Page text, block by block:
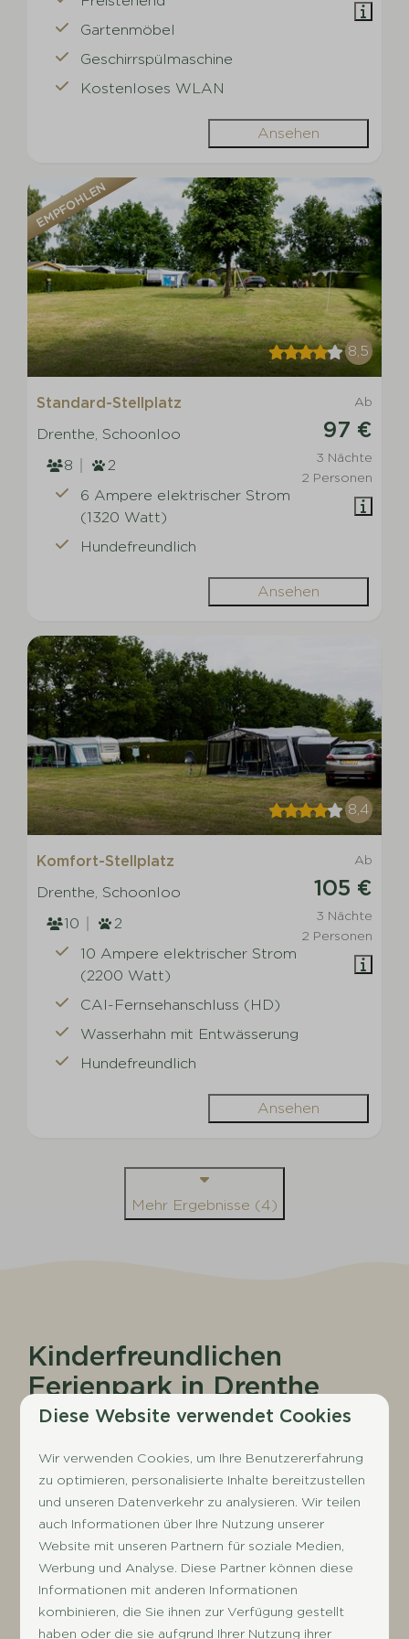
Gartenmöbel
Geschirrspülmaschine
Kostenloses WLAN
Ansehen
EMPFOHLEN
8,5
Ab
97 €
3 Nächte
2 Personen
Standard-Stellplatz
Drenthe, Schoonloo
8
2
6 Ampere elektrischer Strom
(1320 Watt)
Hundefreundlich
Ansehen
8,4
Ab
105 €
3 Nächte
2 Personen
Komfort-Stellplatz
Drenthe, Schoonloo
10
2
10 Ampere elektrischer Strom
(2200 Watt)
CAI-Fernsehanschluss (HD)
Wasserhahn mit Entwässerung
Hundefreundlich
Ansehen
Mehr Ergebnisse (4)
Kinderfreundlichen
Ferienpark in Drenthe
Während Ihres Familienurlaubs in unserem
kinderfreundlichen Ferienpark und Campingplatz
in der niederländischen Provinz Drenthe müssen
Sie die Anlage nicht einmal verlassen, um einen
unvergesslichen Urlaub zu genießen! Die
vielfältigenEinrichtungensorgen für ein
perfektes Ferienerlebnis für Jung und Alt. In
unserem Ferienpark ist jederzeit gute Laune
angesagt – dafür sorgen das Schwimmbad mit
Diese Website verwendet Cookies
Wir verwenden Cookies, um Ihre Benutzererfahrung
zu optimieren, personalisierte Inhalte bereitzustellen
und unseren Datenverkehr zu analysieren. Wir teilen
auch Informationen über Ihre Nutzung unserer
Website mit unseren Partnern für soziale Medien,
Werbung und Analyse. Diese Partner können diese
Informationen mit anderen Informationen
kombinieren, die Sie ihnen zur Verfügung gestellt
haben oder die sie aufgrund Ihrer Nutzung ihrer